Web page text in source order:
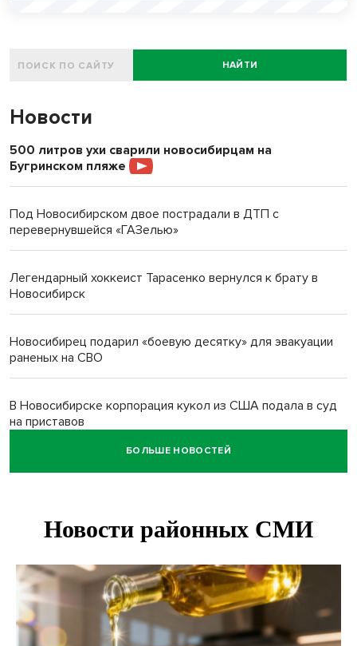
НАЙТИ
Новости
500 литров ухи сварили новосибирцам на
Бугринском пляже
Под Новосибирском двое пострадали в ДТП с
перевернувшейся «ГАЗелью»
Легендарный хоккеист Тарасенко вернулся к брату в
Новосибирск
Новосибирец подарил «боевую десятку» для эвакуации
раненых на СВО
В Новосибирске корпорация кукол из США подала в суд
на приставов
В Новосибирске минздрав объявил бесплатную
В Новосибирске врачи прооперировали 25 тысяч
Знаменитый орангутан Бату отметил юбилей в
новосибирском зоопарке
БОЛЬШЕ НОВОСТЕЙ